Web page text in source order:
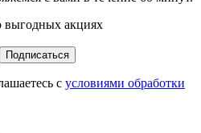
выгодных акциях
с условиями обработки